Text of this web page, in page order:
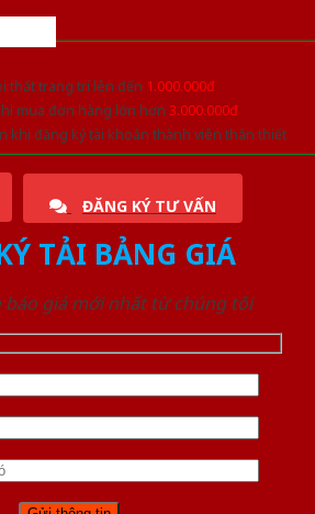
thất trang trí lên đến 1.000.000đ
mua đơn hàng lớn hơn 3.000.000đ
khi đăng ký tài khoản thành viên thân thiết
ĐĂNG KÝ TƯ VẤN
TẢI BẢNG GIÁ
báo giá mới nhất từ chúng tôi